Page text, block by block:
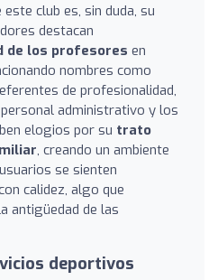
club es, sin duda, su
destacan
de los profesores en
nombres como
de profesionalidad,
administrativo y los
elogios por su trato
, creando un ambiente
se sienten
calidez, algo que
antigüedad de las
deportivos